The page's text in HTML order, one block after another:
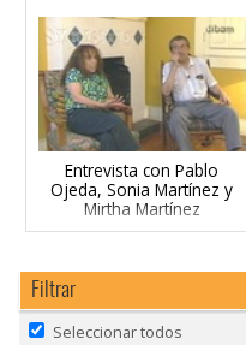
Entrevista con Pablo
Ojeda, Sonia Martínez y
Mirtha Martínez
Filtrar
Seleccionar todos